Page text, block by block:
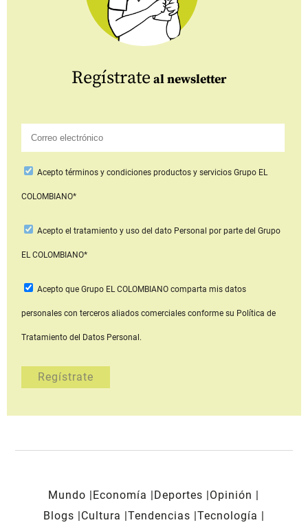
Regístrate al newsletter
Aceptotérminos y condiciones productos y serviciosGrupo EL
COLOMBIANO*
Acepto el tratamiento y uso del dato Personal por parte del Grupo
EL COLOMBIANO*
Acepto que Grupo EL COLOMBIANOcomparta mis datos
personales con terceros aliados comerciales conforme su Política de
Tratamiento del Datos Personal.
Mundo Economía Deportes
Opinión
Blogs
Cultura Tendencias Tecnología